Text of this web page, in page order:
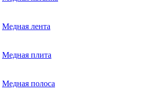
Медная лента
Медная плита
Медная полоса